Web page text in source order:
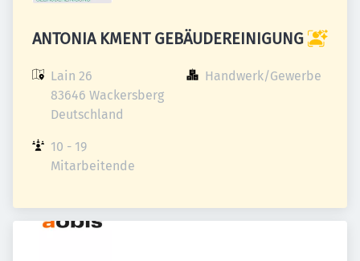
ANTONIA KMENT GEBÄUDEREINIGUNG
Lain 26
83646 Wackersberg
Deutschland
Handwerk/Gewerbe
10 - 19
Mitarbeitende